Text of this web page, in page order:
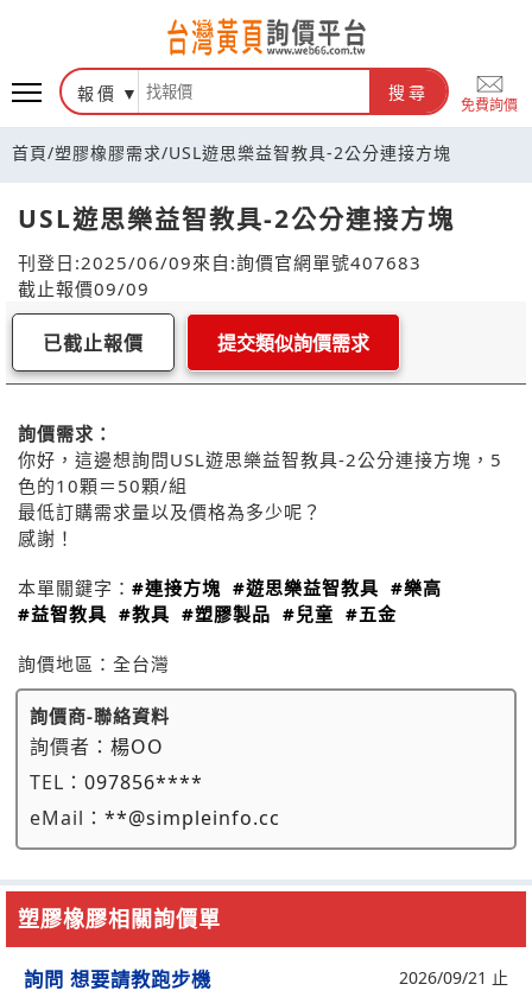
報價 搜尋
免費詢價
首頁/塑膠橡膠需求/USL遊思樂益智教具-2公分連接方塊
USL遊思樂益智教具-2公分連接方塊
刊登日:2025/06/09來自:詢價官網單號407683
截止報價09/09
已截止報價 提交類似詢價需求
詢價需求：
你好，這邊想詢問USL遊思樂益智教具-2公分連接方塊，5
色的10顆＝50顆/組
最低訂購需求量以及價格為多少呢？
感謝！
本單關鍵字： #連接方塊 #遊思樂益智教具 #樂高
#益智教具 #教具 #塑膠製品 #兒童 #五金
詢價地區： 全台灣
詢價商-聯絡資料
詢價者： 楊OO
TEL： 097856****
eMail： **@simpleinfo.cc
塑膠橡膠相關詢價單
詢問 想要請教跑步機 2026/09/21 止